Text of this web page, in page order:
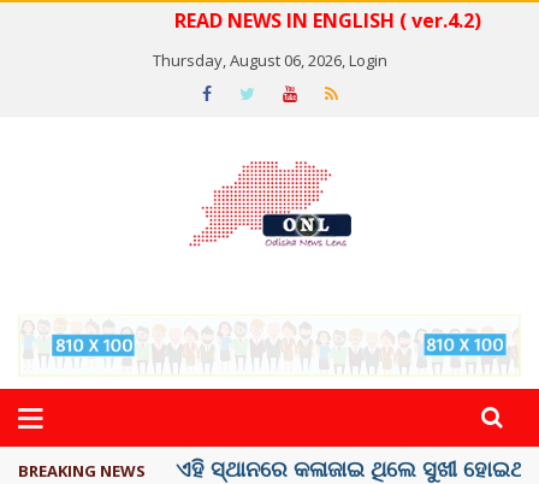
READ NEWS IN ENGLISH ( ver.4.2)
Thursday, August 06, 2026,Login
BREAKING NEWS ଦେଶରେ ପ୍ଲାଷ୍ଟିକ୍ ନୋଟ୍‌ ପ୍ରଚଳନ ...